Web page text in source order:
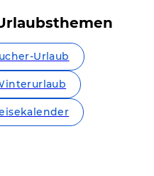
Urlaub